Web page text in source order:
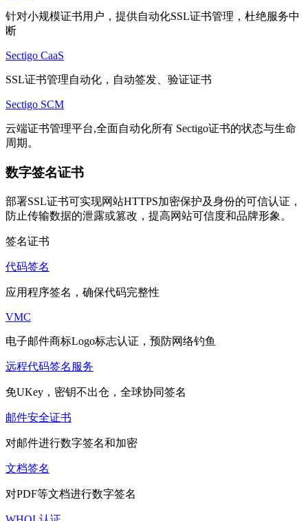
针对小规模证书用户，提供自动化SSL证书管理，杜绝服务中
断
Sectigo CaaS
SSL证书管理自动化，自动签发、验证证书
Sectigo SCM
云端证书管理平台,全面自动化所有 Sectigo证书的状态与生命
周期。
数字签名证书
部署SSL证书可实现网站HTTPS加密保护及身份的可信认证，
防止传输数据的泄露或篡改，提高网站可信度和品牌形象。
签名证书
代码签名
应用程序签名，确保代码完整性
VMC
电子邮件商标Logo标志认证，预防网络钓鱼
远程代码签名服务
免UKey，密钥不出仓，全球协同签名
邮件安全证书
对邮件进行数字签名和加密
文档签名
对PDF等文档进行数字签名